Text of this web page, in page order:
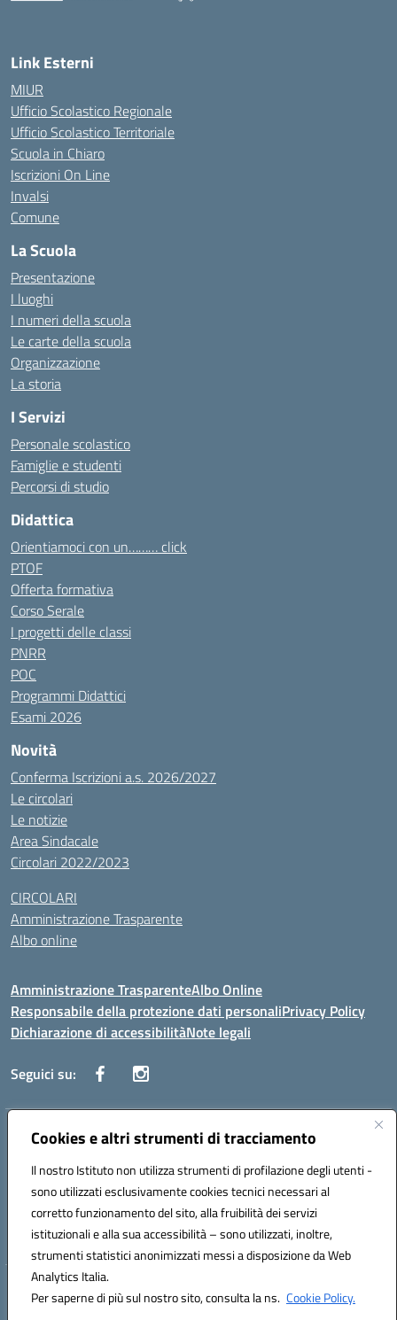
Cookies e altri strumenti di tracciamento
Il nostro Istituto non utilizza strumenti di profilazione degli utenti -
sono utilizzati esclusivamente cookies tecnici necessari al
corretto funzionamento del sito, alla fruibilità dei servizi
istituzionali e alla sua accessibilità – sono utilizzati, inoltre,
strumenti statistici anonimizzati messi a disposizione da Web
Analytics Italia.
Per saperne di più sul nostro sito, consulta la ns. Cookie Policy.
Link Esterni
MIUR
Ufficio Scolastico Regionale
Ufficio Scolastico Territoriale
Scuola in Chiaro
Iscrizioni On Line
Invalsi
Comune
La Scuola
Presentazione
I luoghi
I numeri della scuola
Le carte della scuola
Organizzazione
La storia
I Servizi
Personale scolastico
Famiglie e studenti
Percorsi di studio
Didattica
Orientiamoci con un……… click
PTOF
Offerta formativa
Corso Serale
I progetti delle classi
PNRR
POC
Programmi Didattici
Esami 2026
Novità
Conferma Iscrizioni a.s. 2026/2027
Le circolari
Le notizie
Area Sindacale
Circolari 2022/2023
CIRCOLARI
Amministrazione Trasparente
Albo online
Amministrazione TrasparenteAlbo Online
Responsabile della protezione dati personaliPrivacy Policy
Dichiarazione di accessibilitàNote legali
Seguici su:
Indirizzo:Corso Vittorio Emanuele, 27 90133 - Palermo
Posta elettronica certificata (PEC):pais03600r@pec.istruzione.it
Codice fiscale: 97308550827
Codice meccanografico: PAIS03600R
Hosting & Powered by 3D Solution S.r.l.
Concept & Design by Designers Italia